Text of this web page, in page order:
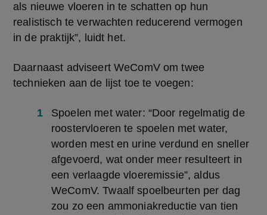
als nieuwe vloeren in te schatten op hun
realistisch te verwachten reducerend vermogen
in de praktijk”, luidt het.
Daarnaast adviseert WeComV om twee
technieken aan de lijst toe te voegen:
Spoelen met water: “Door regelmatig de
roostervloeren te spoelen met water,
worden mest en urine verdund en sneller
afgevoerd, wat onder meer resulteert in
een verlaagde vloeremissie”, aldus
WeComV. Twaalf spoelbeurten per dag
zou zo een ammoniakreductie van tien